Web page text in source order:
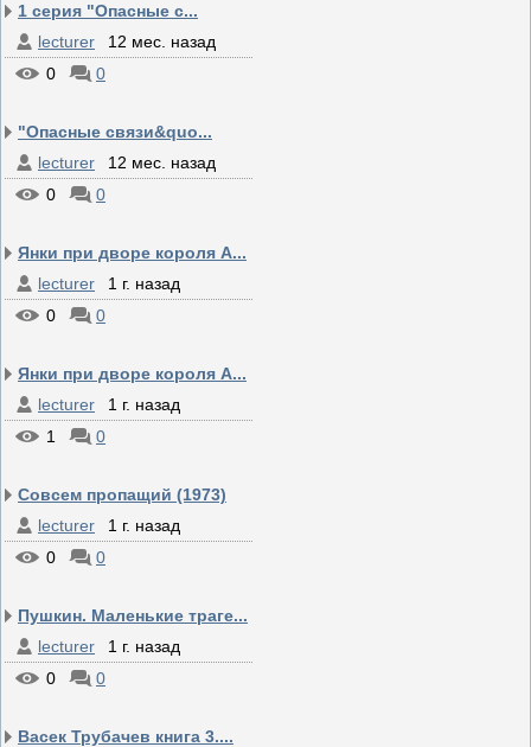
1 серия "Опасные с...
lecturer
12 мес. назад
0
0
"Опасные связи&quo...
lecturer
12 мес. назад
0
0
Янки при дворе короля А...
lecturer
1 г. назад
0
0
Янки при дворе короля А...
lecturer
1 г. назад
1
0
Совсем пропащий (1973)
lecturer
1 г. назад
0
0
Пушкин. Маленькие траге...
lecturer
1 г. назад
0
0
Васек Трубачев книга 3....